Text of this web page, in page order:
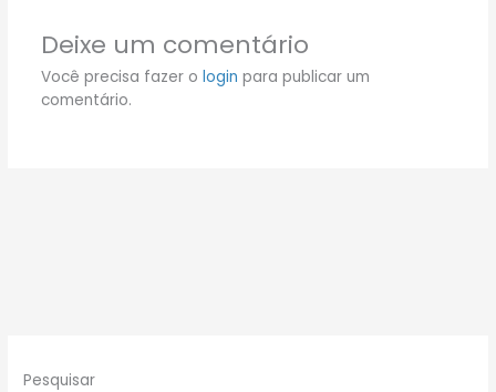
Deixe um comentário
Você precisa fazer o login para publicar um
comentário.
Pesquisar